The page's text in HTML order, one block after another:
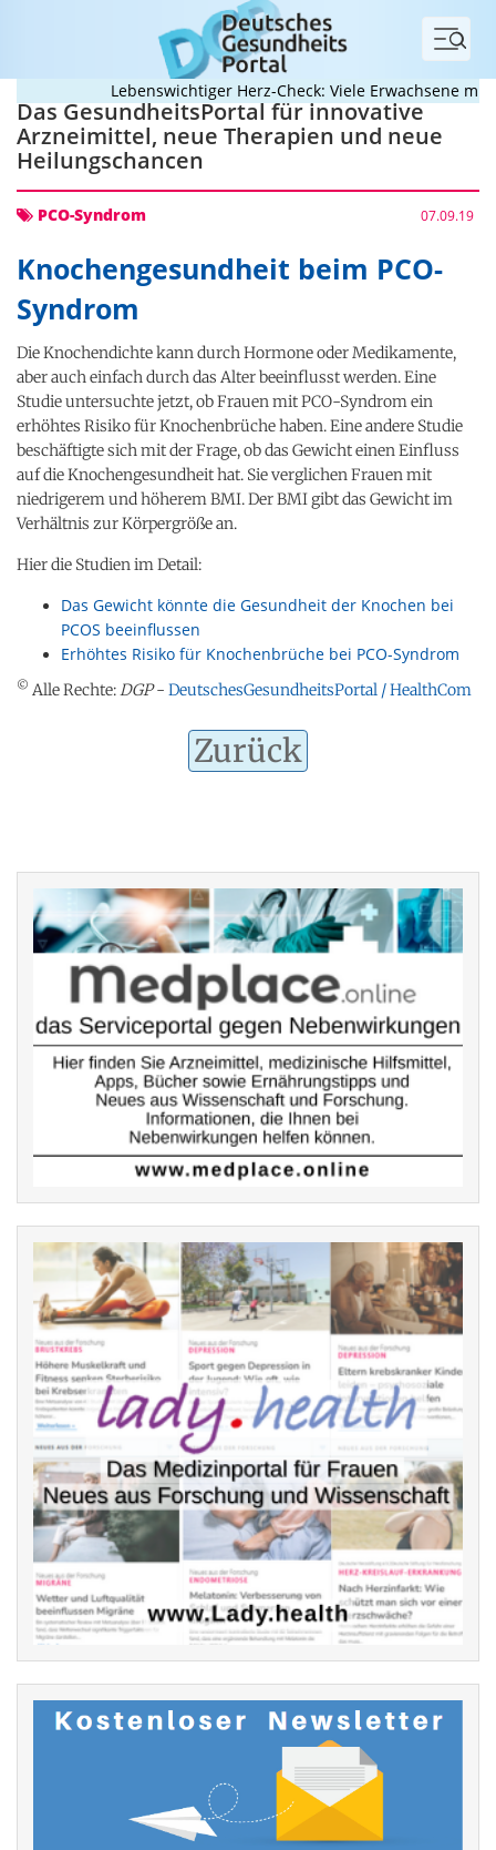
Menü
Lebenswichtiger Herz-Check: Viele Erwachsene mit
Das GesundheitsPortal für innovative
Arzneimittel, neue Therapien und neue
Heilungschancen
07.09.19
PCO-Syndrom
Knochengesundheit beim PCO-
Syndrom
Die Knochendichte kann durch Hormone oder Medikamente,
aber auch einfach durch das Alter beeinflusst werden. Eine
Studie untersuchte jetzt, ob Frauen mit PCO-Syndrom ein
erhöhtes Risiko für Knochenbrüche haben. Eine andere Studie
beschäftigte sich mit der Frage, ob das Gewicht einen Einfluss
auf die Knochengesundheit hat. Sie verglichen Frauen mit
niedrigerem und höherem BMI. Der BMI gibt das Gewicht im
Verhältnis zur Körpergröße an.
Hier die Studien im Detail:
Das Gewicht könnte die Gesundheit der Knochen bei
PCOS beeinflussen
Erhöhtes Risiko für Knochenbrüche bei PCO-Syndrom
© Alle Rechte:DGP- DeutschesGesundheitsPortal / HealthCom
Zurück